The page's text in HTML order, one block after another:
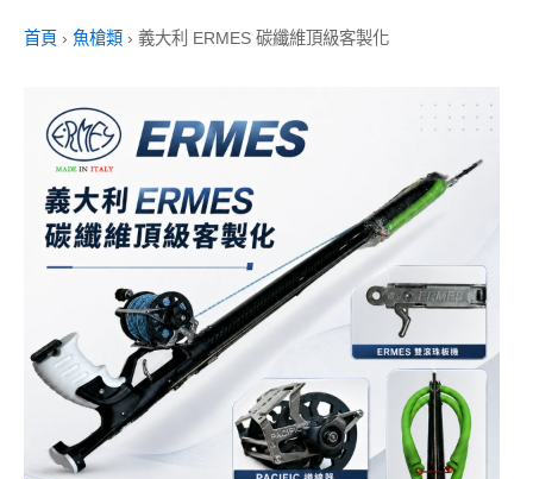
首頁 › 魚槍類 › 義大利 ERMES 碳纖維頂級客製化